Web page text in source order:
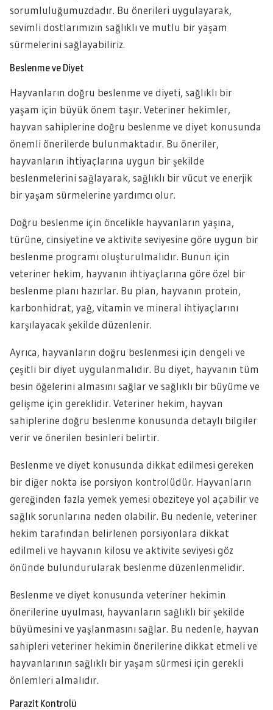
sorumluluğumuzdadır. Bu önerileri uygulayarak,
sevimli dostlarımızın sağlıklı ve mutlu bir yaşam
sürmelerini sağlayabiliriz.
Beslenme ve Diyet
Hayvanların doğru beslenme ve diyeti, sağlıklı bir
yaşam için büyük önem taşır. Veteriner hekimler,
hayvan sahiplerine doğru beslenme ve diyet konusunda
önemli önerilerde bulunmaktadır. Bu öneriler,
hayvanların ihtiyaçlarına uygun bir şekilde
beslenmelerini sağlayarak, sağlıklı bir vücut ve enerjik
bir yaşam sürmelerine yardımcı olur.
Doğru beslenme için öncelikle hayvanların yaşına,
türüne, cinsiyetine ve aktivite seviyesine göre uygun bir
beslenme programı oluşturulmalıdır. Bunun için
veteriner hekim, hayvanın ihtiyaçlarına göre özel bir
beslenme planı hazırlar. Bu plan, hayvanın protein,
karbonhidrat, yağ, vitamin ve mineral ihtiyaçlarını
karşılayacak şekilde düzenlenir.
Ayrıca, hayvanların doğru beslenmesi için dengeli ve
çeşitli bir diyet uygulanmalıdır. Bu diyet, hayvanın tüm
besin öğelerini almasını sağlar ve sağlıklı bir büyüme ve
gelişme için gereklidir. Veteriner hekim, hayvan
sahiplerine doğru beslenme konusunda detaylı bilgiler
verir ve önerilen besinleri belirtir.
Beslenme ve diyet konusunda dikkat edilmesi gereken
bir diğer nokta ise porsiyon kontrolüdür. Hayvanların
gereğinden fazla yemek yemesi obeziteye yol açabilir ve
sağlık sorunlarına neden olabilir. Bu nedenle, veteriner
hekim tarafından belirlenen porsiyonlara dikkat
edilmeli ve hayvanın kilosu ve aktivite seviyesi göz
önünde bulundurularak beslenme düzenlenmelidir.
Beslenme ve diyet konusunda veteriner hekimin
önerilerine uyulması, hayvanların sağlıklı bir şekilde
büyümesini ve yaşlanmasını sağlar. Bu nedenle, hayvan
sahipleri veteriner hekimin önerilerine dikkat etmeli ve
hayvanlarının sağlıklı bir yaşam sürmesi için gerekli
önlemleri almalıdır.
Parazit Kontrolü